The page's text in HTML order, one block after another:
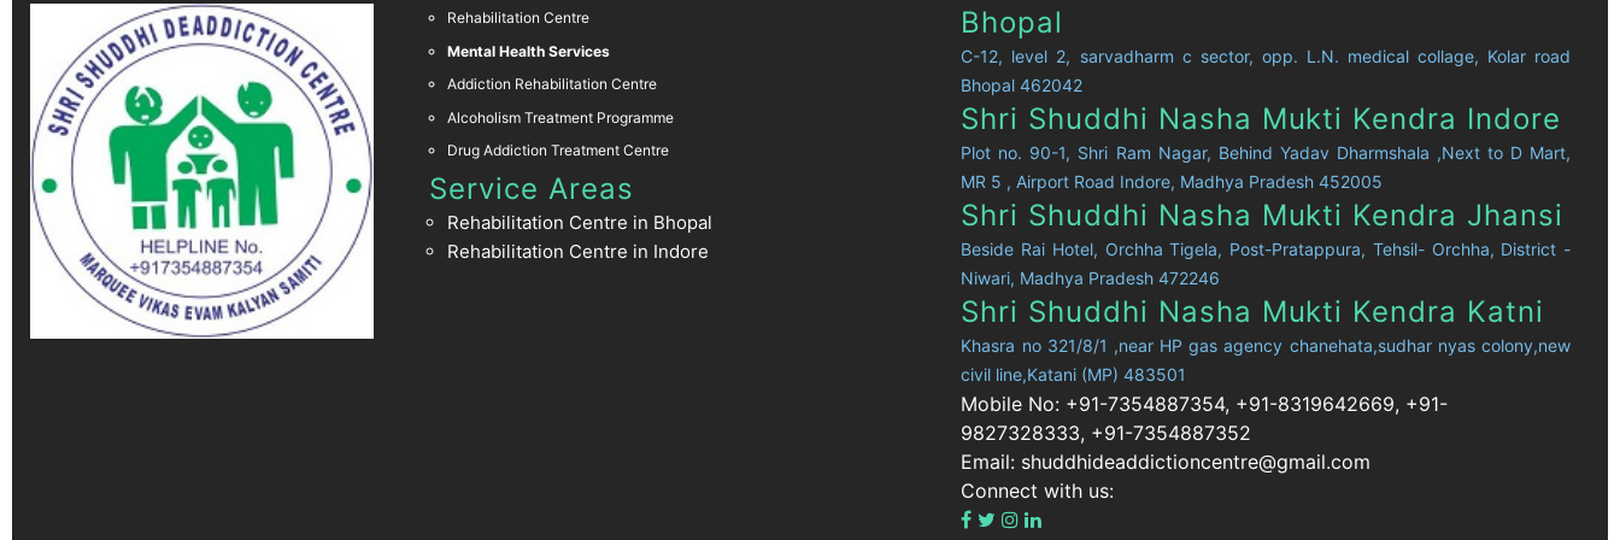
Rehabilitation Centre
Mental Health Services
Addiction Rehabilitation Centre
Alcoholism Treatment Programme
Drug Addiction Treatment Centre
Service Areas
Rehabilitation Centre in Bhopal
Rehabilitation Centre in Indore
Bhopal
C-12, level 2, sarvadharm c sector, opp. L.N. medical collage, Kolar road
Bhopal 462042
Shri Shuddhi Nasha Mukti Kendra Indore
Plot no. 90-1, Shri Ram Nagar, Behind Yadav Dharmshala ,Next to D Mart,
MR 5 , Airport Road Indore, Madhya Pradesh 452005
Shri Shuddhi Nasha Mukti Kendra Jhansi
Beside Rai Hotel, Orchha Tigela, Post-Pratappura, Tehsil- Orchha, District -
Niwari, Madhya Pradesh 472246
Shri Shuddhi Nasha Mukti Kendra Katni
Khasra no 321/8/1 ,near HP gas agency chanehata,sudhar nyas colony,new
civil line,Katani (MP) 483501
Mobile No: +91-7354887354, +91-8319642669, +91-
9827328333, +91-7354887352
Email: shuddhideaddictioncentre@gmail.com
Connect with us: